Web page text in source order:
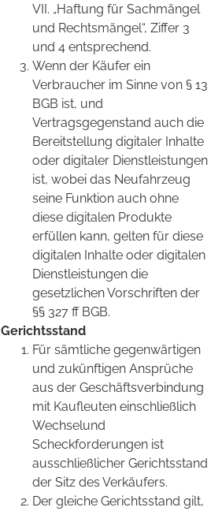
VII. „Haftung für Sachmängel
und Rechtsmängel“, Ziffer 3
und 4 entsprechend.
Wenn der Käufer ein
Verbraucher im Sinne von § 13
BGB ist, und
Vertragsgegenstand auch die
Bereitstellung digitaler Inhalte
oder digitaler Dienstleistungen
ist, wobei das Neufahrzeug
seine Funktion auch ohne
diese digitalen Produkte
erfüllen kann, gelten für diese
digitalen Inhalte oder digitalen
Dienstleistungen die
gesetzlichen Vorschriften der
§§ 327 ff BGB.
Gerichtsstand
Für sämtliche gegenwärtigen
und zukünftigen Ansprüche
aus der Geschäftsverbindung
mit Kaufleuten einschließlich
Wechselund
Scheckforderungen ist
ausschließlicher Gerichtsstand
der Sitz des Verkäufers.
Der gleiche Gerichtsstand gilt,